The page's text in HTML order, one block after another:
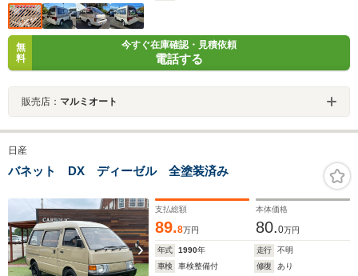
無
料
今すぐ在庫確認・見積依頼
電話する
販売店： マルミオート
日産
バネット DX ディーゼル 全塗装済み
支払総額
89.8万円
本体価格
80.0万円
年式 1990年 走行
不明
車検
車検整備付 修復
あり